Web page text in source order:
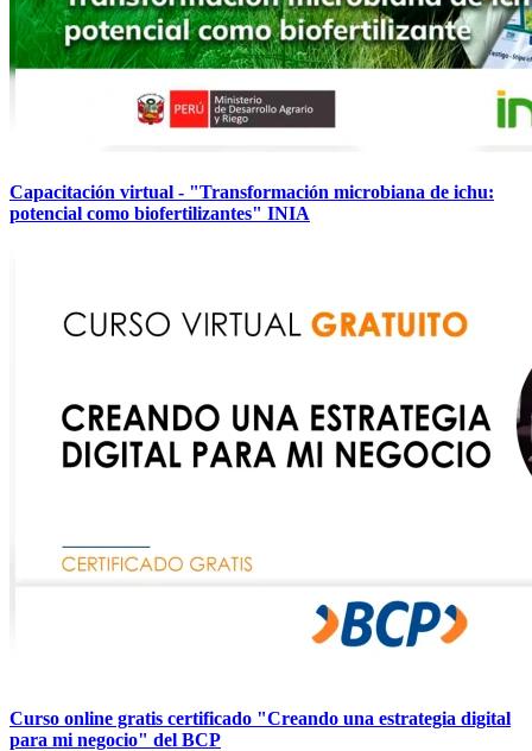
Capacitación virtual - "Transformación microbiana de ichu:
potencial como biofertilizantes" INIA
Curso online gratis certificado "Creando una estrategia digital
para mi negocio" del BCP